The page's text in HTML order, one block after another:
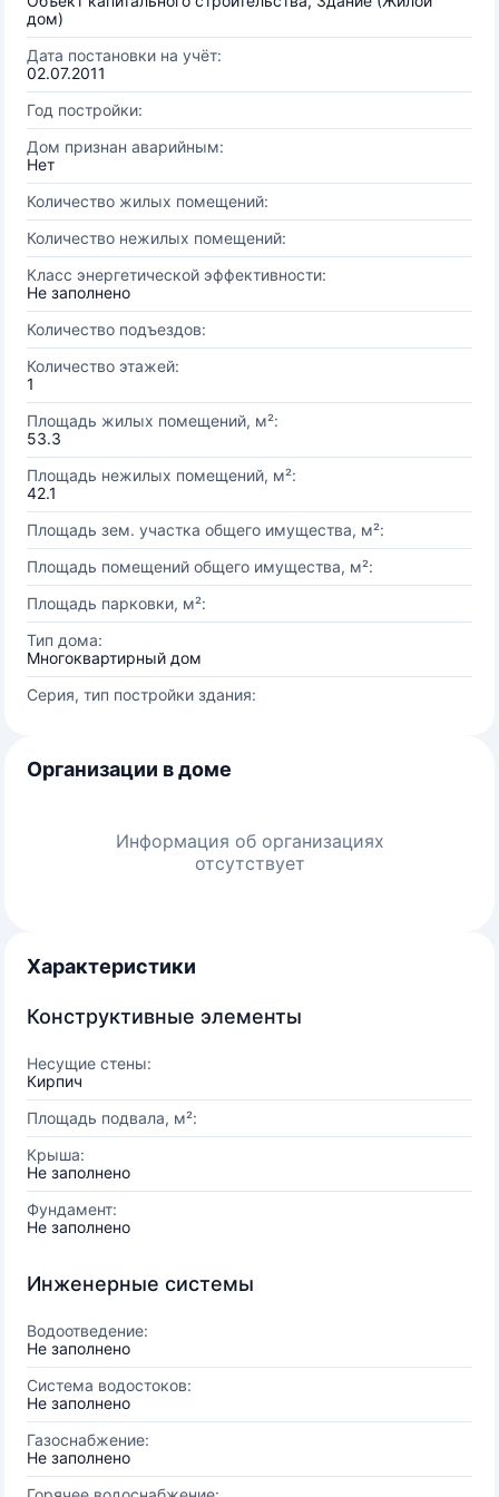
дом)
Дата постановки на учёт:
02.07.2011
Год постройки:
Дом признан аварийным:
Нет
Количество жилых помещений:
Количество нежилых помещений:
Класс энергетической эффективности:
Не заполнено
Количество подъездов:
Количество этажей:
1
Площадь жилых помещений, м²:
53.3
Площадь нежилых помещений, м²:
42.1
Площадь зем. участка общего имущества, м²:
Площадь помещений общего имущества, м²:
Площадь парковки, м²:
Тип дома:
Многоквартирный дом
Серия, тип постройки здания:
Организации в доме
Информация об организациях
отсутствует
Характеристики
Конструктивные элементы
Несущие стены:
Кирпич
Площадь подвала, м²:
Крыша:
Не заполнено
Фундамент:
Не заполнено
Инженерные системы
Водоотведение:
Не заполнено
Система водостоков:
Не заполнено
Газоснабжение:
Не заполнено